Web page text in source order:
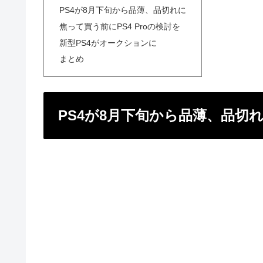
PS4が8月下旬から品薄、品切れに
焦って買う前にPS4 Proの検討を
新型PS4がオークションに
まとめ
PS4が8月下旬から品薄、品切